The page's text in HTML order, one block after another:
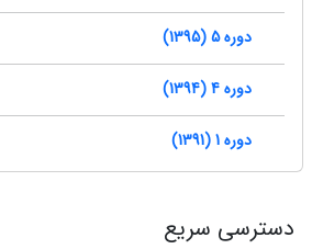
دوره 5 (1395)
دوره 4 (1394)
دوره 1 (1391)
دسترسی سریع